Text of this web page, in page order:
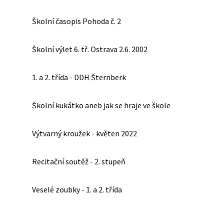
Školní časopis Pohoda č. 2
Školní výlet 6. tř. Ostrava 2.6. 2002
1. a 2. třída - DDH Šternberk
Školní kukátko aneb jak se hraje ve škole
Výtvarný kroužek - květen 2022
Recitační soutěž - 2. stupeň
Veselé zoubky - 1. a 2. třída